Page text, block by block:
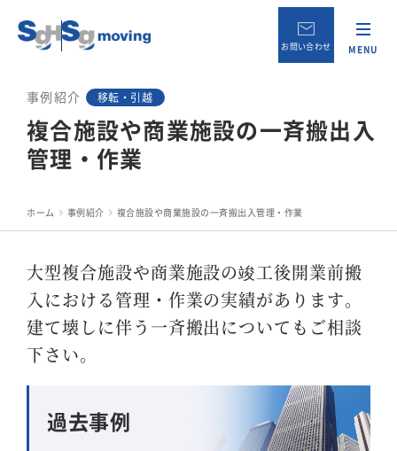
お問い合わせ MENU
事例紹介 移転・引越
複合施設や商業施設の一斉搬出入
管理・作業
ホーム 事例紹介 複合施設や商業施設の一斉搬出入管理・作業
大型複合施設や商業施設の竣工後開業前搬
入における管理・作業の実績があります。
建て壊しに伴う一斉搬出についてもご相談
下さい。
過去事例